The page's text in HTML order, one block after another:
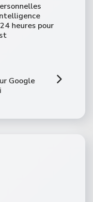
heures pour
Google